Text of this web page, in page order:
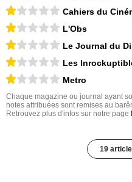
Cahiers du
L'Obs
Le Journal du
Les
Metro
Chaque magazine ou journal ayant
notes attribuées sont remises au
Retrouvez plus d'infos sur notre page
19